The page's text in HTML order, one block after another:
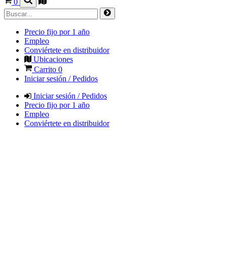
0
Precio fijo por 1 año
Empleo
Conviértete en distribuidor
Ubicaciones
Carrito 0
Iniciar sesión / Pedidos
Iniciar sesión / Pedidos
Precio fijo por 1 año
Empleo
Conviértete en distribuidor